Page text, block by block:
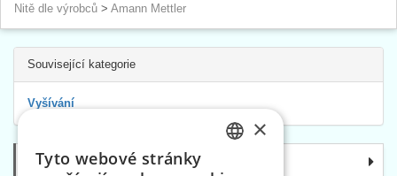
Nitě dle výrobců > Amann Mettler
Související kategorie
Vyšívání
Kategorie
×
Tyto webové stránky